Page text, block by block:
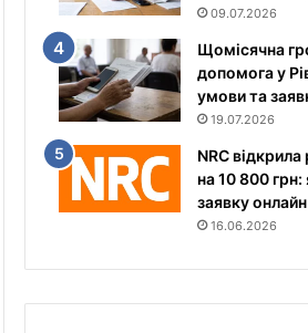
09.07.2026
Щомісячна
допомога у
умови та
19.07.2026
NRC
на 10 800
заявку онлайн
16.06.2026